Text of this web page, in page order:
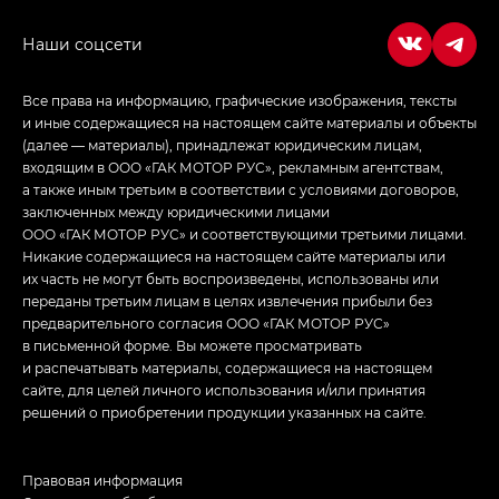
Все права на информацию, графические изображения, тексты
и иные содержащиеся на настоящем сайте материалы и объекты
(далее — материалы), принадлежат юридическим лицам,
входящим в ООО «ГАК МОТОР РУС», рекламным агентствам,
а также иным третьим в соответствии с условиями договоров,
заключенных между юридическими лицами
ООО «ГАК МОТОР РУС» и соответствующими третьими лицами.
Никакие содержащиеся на настоящем сайте материалы или
их часть не могут быть воспроизведены, использованы или
переданы третьим лицам в целях извлечения прибыли без
предварительного согласия ООО «ГАК МОТОР РУС»
в письменной форме. Вы можете просматривать
и распечатывать материалы, содержащиеся на настоящем
сайте, для целей личного использования и/или принятия
решений о приобретении продукции указанных на сайте.
Правовая информация